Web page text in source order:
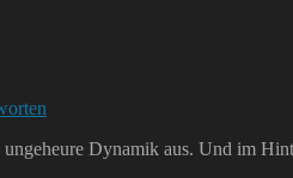
ungeheure Dynamik aus. Und im